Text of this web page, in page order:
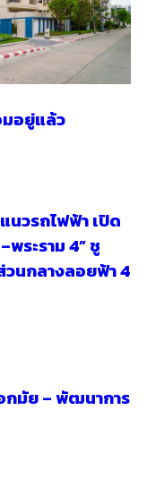
มอยู่แล้ว
นวรถไฟฟ้า เปิด
ระราม 4” ชู
วนกลางลอยฟ้า 4
กมัย – พัฒนาการ